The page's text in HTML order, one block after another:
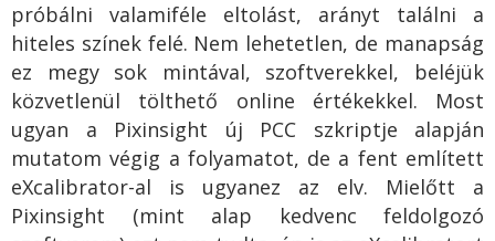
próbálni valamiféle eltolást, arányt találni a
hiteles színek felé. Nem lehetetlen, de manapság
ez megy sok mintával, szoftverekkel, beléjük
közvetlenül tölthető online értékekkel. Most
ugyan a Pixinsight új PCC szkriptje alapján
mutatom végig a folyamatot, de a fent említett
eXcalibrator-al is ugyanez az elv. Mielőtt a
Pixinsight (mint alap kedvenc feldolgozó